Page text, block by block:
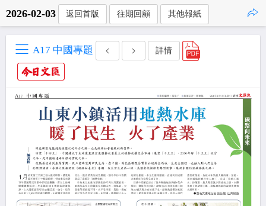
2026-02-03 返回首版 往期回顧 其他報紙
A17 中國專題 詳情
點擊複製